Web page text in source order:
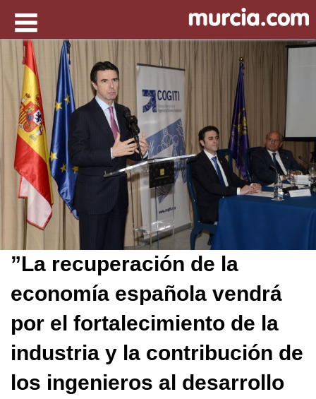
”La recuperación de la
economía española vendrá
por el fortalecimiento de la
industria y la contribución de
los ingenieros al desarrollo